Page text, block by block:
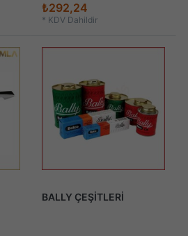
₺292,24
* KDV Dahildir
BALLY ÇEŞİTLERİ